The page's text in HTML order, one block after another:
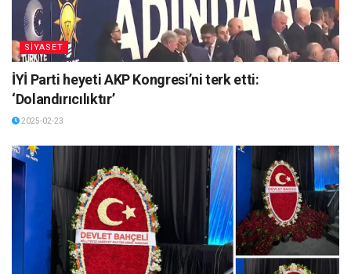
SİYASET
İYİ Parti heyeti AKP Kongresi’ni terk etti:
‘Dolandırıcılıktır’
2025-02-23